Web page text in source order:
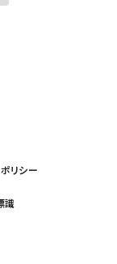
リシー
識